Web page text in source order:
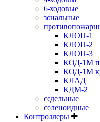
6-ходовые
зональные
КЛОП-1
КЛОП-2
КЛОП-3
КОД-1М
КОД-1М
КЛАД
КДМ-2
седельные
соленоидные
Контроллеры